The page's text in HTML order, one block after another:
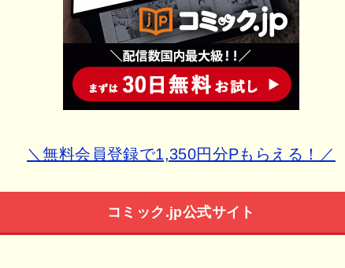
＼無料会員登録で1,350円分Pもらえる！／
コミック.jp公式サイト